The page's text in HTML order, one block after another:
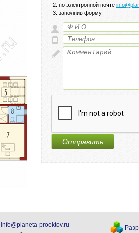
по электронной почте
заполнив форму
info@planeta-proektov.ru